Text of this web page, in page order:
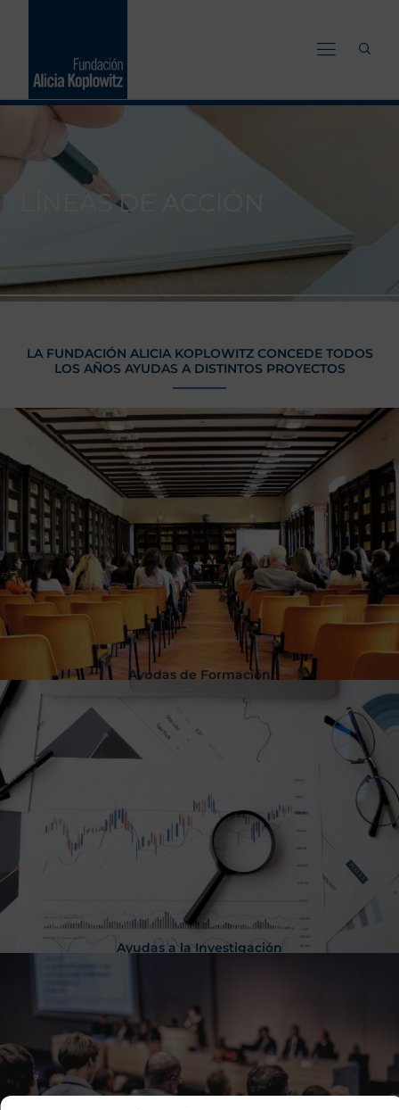
AS D
LA FUNDACIÓN ALICIA KOPLOWITZ CONCEDE TODOS
LOS AÑOS AYUDAS A DISTINTOS PROYECTOS
Ayudas de Formación
Ayudas a la Investigación